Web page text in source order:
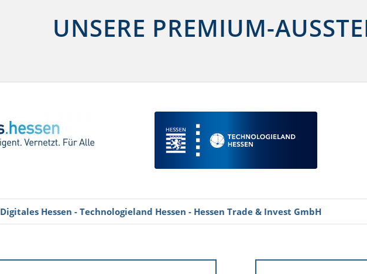
UNSERE PREMIUM-
Digitales Hessen - Technologieland Hessen - Hessen Trade & Invest GmbH